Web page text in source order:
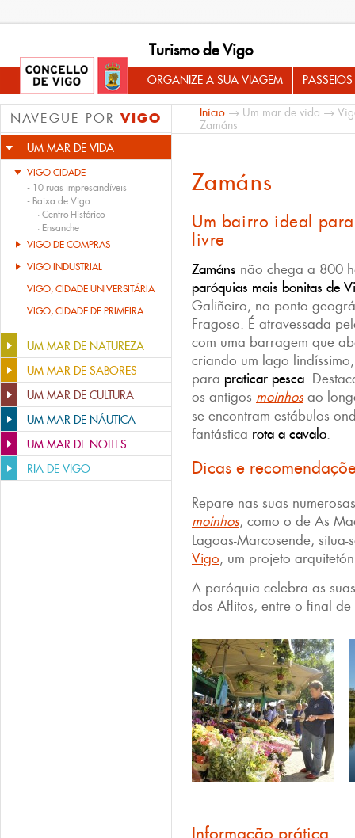
Turismo de Vigo
ORGANIZE A SUA VIAGEM
NAVEGUE POR VIGO
UM MAR DE VIDA
VIGO CIDADE
- 10 ruas imprescindíveis
- Baixa de Vigo
· Centro Histórico
· Ensanche
VIGO DE COMPRAS
VIGO INDUSTRIAL
VIGO, CIDADE UNIVERSITÁRIA
VIGO, CIDADE DE PRIMEIRA
UM MAR DE NATUREZA
UM MAR DE SABORES
UM MAR DE CULTURA
UM MAR DE NÁUTICA
UM MAR DE NOITES
RIA DE VIGO
Início → Um mar de vida →
Zamáns
Zamáns
Um bairro ideal
livre
Zamáns não chega a 800
paróquias mais bonitas de
Galiñeiro, no ponto
Fragoso. É atravessada
com uma barragem que
criando um lago
para praticar pesca.
os antigos moinhos ao
se encontram estábulos
fantástica rota a cavalo.
Dicas e
Repare nas suas
moinhos, como o de As
Lagoas-Marcosende,
Vigo, um projeto
A paróquia celebra as
dos Aflitos, entre o final